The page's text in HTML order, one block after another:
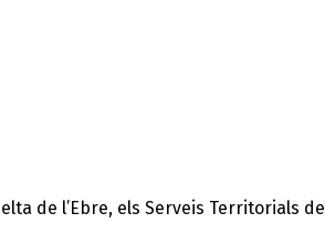
de l’Ebre, els Serveis Territorials de